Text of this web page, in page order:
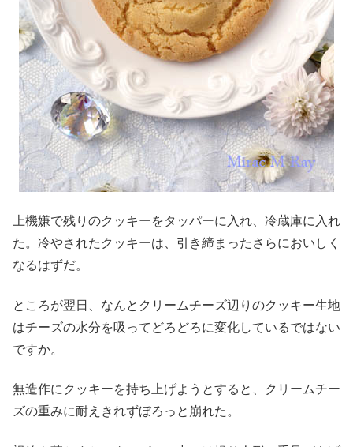
上機嫌で残りのクッキーをタッパーに入れ、冷蔵庫に入れ
た。冷やされたクッキーは、引き締まったさらにおいしく
なるはずだ。
ところが翌日、なんとクリームチーズ辺りのクッキー生地
はチーズの水分を吸ってどろどろに変化しているではない
ですか。
無造作にクッキーを持ち上げようとすると、クリームチー
ズの重みに耐えきれずぼろっと崩れた。